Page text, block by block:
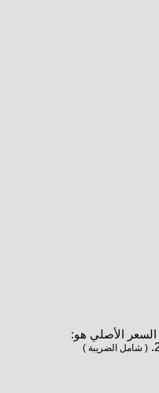
السعر الأصلي هو:
( شامل الضريبة )